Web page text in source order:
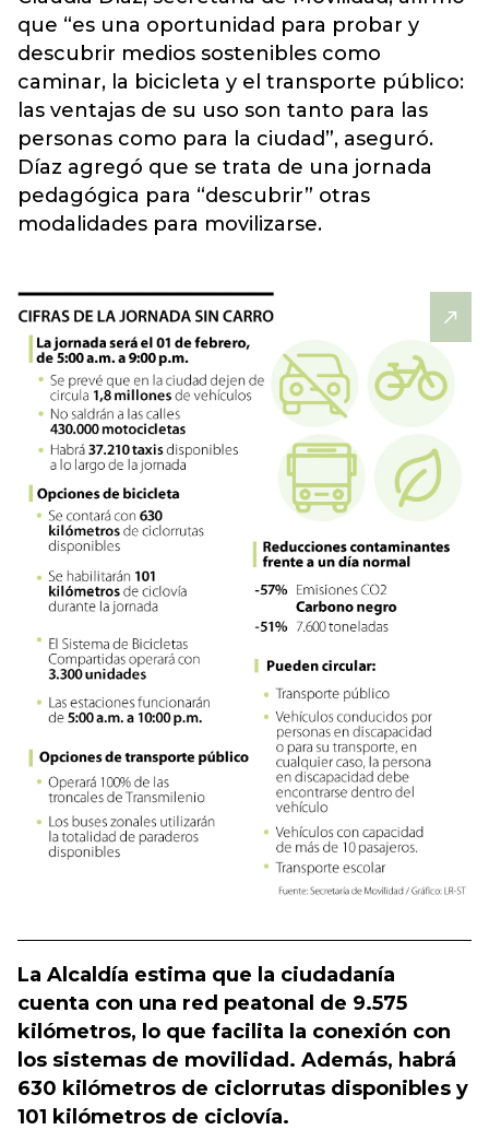
que “es una oportunidad para probar y
descubrir medios sostenibles como
caminar, la bicicleta y el transporte público:
las ventajas de su uso son tanto para las
personas como para la ciudad”, aseguró.
Díaz agregó que se trata de una jornada
pedagógica para “descubrir” otras
modalidades para movilizarse.
La Alcaldía estima que la ciudadanía
cuenta con una red peatonal de 9.575
kilómetros, lo que facilita la conexión con
los sistemas de movilidad. Además, habrá
630 kilómetros de ciclorrutas disponibles y
101 kilómetros de ciclovía.